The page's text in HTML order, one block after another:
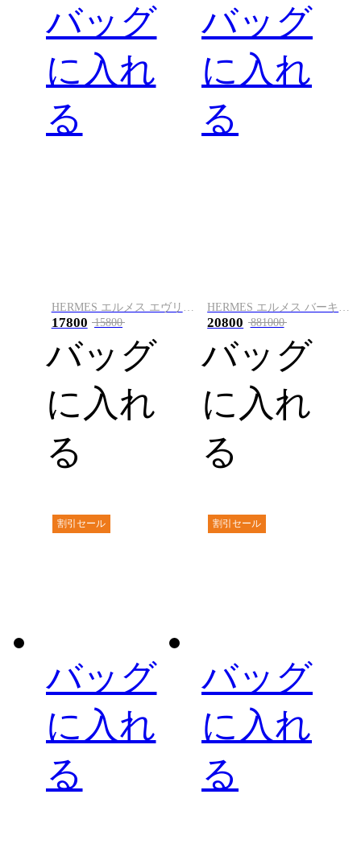
バッグ
に入れ
る
17800 15800
バッグ
に入れ
る
バッグ
に入れ
る
20800 881000
バッグ
に入れ
る
割引セール
バッグ
に入れ
る
割引セール
バッグ
に入れ
る